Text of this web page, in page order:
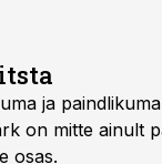
ja
on mitte ainult
osas.